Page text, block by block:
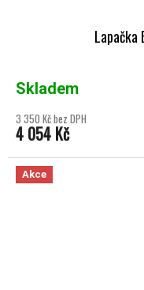
Lapačka
Skladem
3 350 Kč bez DPH
4 054 Kč
Akce